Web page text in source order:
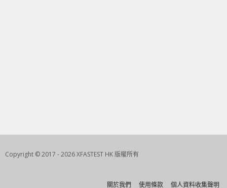
Copyright © 2017 - 2026 XFASTEST HK 版權所有
關於我們 使用條款 個人資料收集聲明